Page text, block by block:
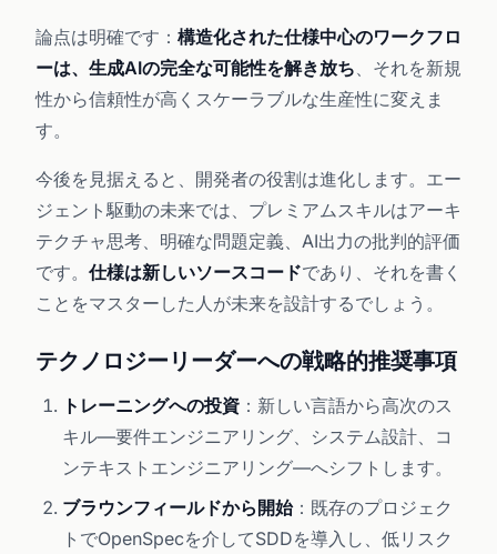
論点は明確です： 構造化された仕様中心のワークフロ
ーは、生成AIの完全な可能性を解き放ち、それを新規
性から信頼性が高くスケーラブルな生産性に変えま
す。
今後を見据えると、開発者の役割は進化します。エー
ジェント駆動の未来では、プレミアムスキルはアーキ
テクチャ思考、明確な問題定義、AI出力の批判的評価
です。 仕様は新しいソースコードであり、それを書く
ことをマスターした人が未来を設計するでしょう。
テクノロジーリーダーへの戦略的推奨事項
トレーニングへの投資 ：新しい言語から高次のス
キル—要件エンジニアリング、システム設計、コ
ンテキストエンジニアリング—へシフトします。
ブラウンフィールドから開始：既存のプロジェク
トでOpenSpecを介してSDDを導入し、低リスク